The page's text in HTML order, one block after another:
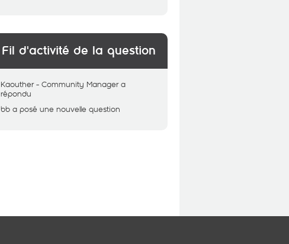
Fil d'activité de la question
Kaouther - Community Manager a
répondu
bb a posé une nouvelle question